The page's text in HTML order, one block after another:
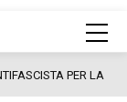
PER LA